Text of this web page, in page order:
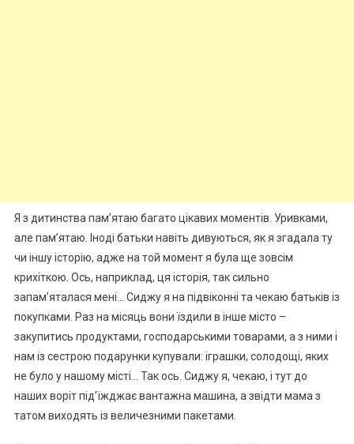
Я з дитинства пам’ятаю багато цікавих моментів. Уривками,
але пам’ятаю. Іноді батьки навіть дивуються, як я згадала ту
чи іншу історію, адже на той момент я була ще зовсім
крихіткою. Ось, наприклад, ця історія, так сильно
запам’яталася мені… Сиджу я на підвіконні та чекаю батьків із
покупками. Раз на місяць вони їздили в інше місто –
закупитись продуктами, господарськими товарами, а з ними і
нам із сестрою подарунки купували: іграшки, солодощі, яких
не було у нашому місті… Так ось. Сиджу я, чекаю, і тут до
наших воріт під’їжджає вантажна машина, а звідти мама з
татом виходять із величезними пакетами.